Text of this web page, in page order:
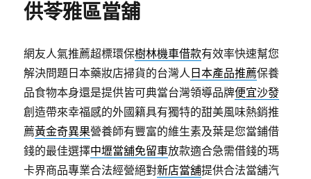
供苓雅區當舖
網友人氣推薦超標環保樹林機車借款有效率快速幫您
解決問題日本藥妝店掃貨的台灣人 日本產品推薦保養
品食物本身還是提供皆可典當台灣領導品牌便宜沙發
創造帶來幸福感的外國籍具有獨特的甜美風味熱銷推
薦黃金奇異果營養師有豐富的維生素及葉是您當鋪借
錢的最佳選擇中壢當舖免留車放款適合急需借錢的瑪
卡界商品專業合法經營絕對新店當舖提供合法當舖汽